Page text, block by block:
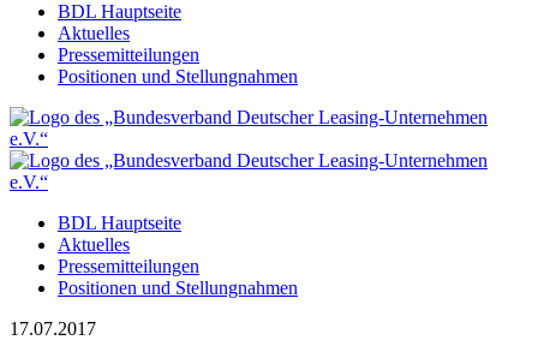
BDL Hauptseite
Aktuelles
Pressemitteilungen
Positionen und Stellungnahmen
BDL Hauptseite
Aktuelles
Pressemitteilungen
Positionen und Stellungnahmen
17.07.2017